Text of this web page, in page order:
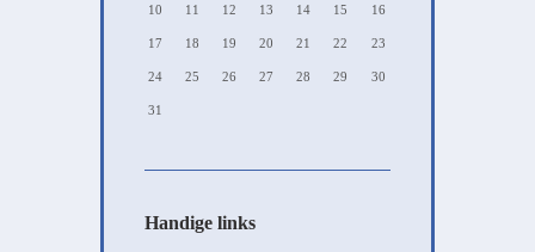
10 11 12 13 14 15 16
17 18 19 20 21 22 23
24 25 26 27 28 29 30
31
Handige links